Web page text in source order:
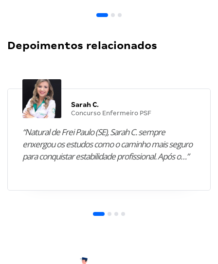
Depoimentos relacionados
Sarah C.
Concurso Enfermeiro PSF
“Natural de Frei Paulo (SE), Sarah C. sempre
enxergou os estudos como o caminho mais seguro
para conquistar estabilidade profissional. Após o…”